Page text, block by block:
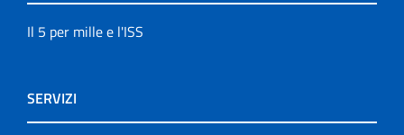
Il 5 per mille e l'ISS
SERVIZI